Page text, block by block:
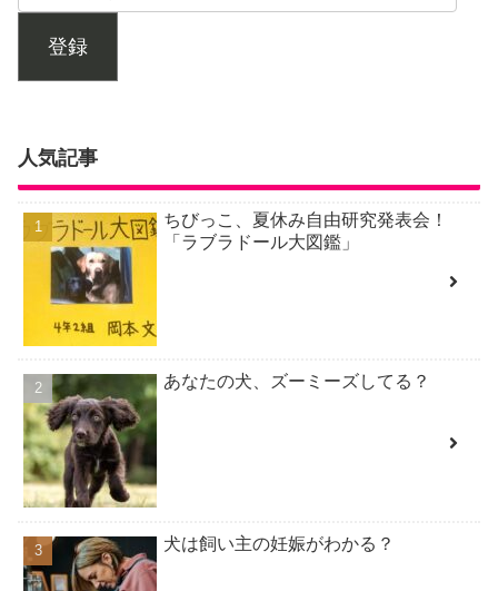
登録
人気記事
ちびっこ、夏休み自由研究発表会！
「ラブラドール大図鑑」
あなたの犬、ズーミーズしてる？
犬は飼い主の妊娠がわかる？